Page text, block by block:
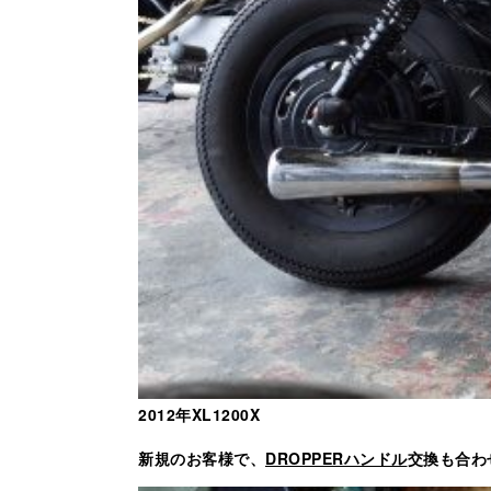
2012年XL1200X
新規のお客様で、 DROPPERハンドル交換も合